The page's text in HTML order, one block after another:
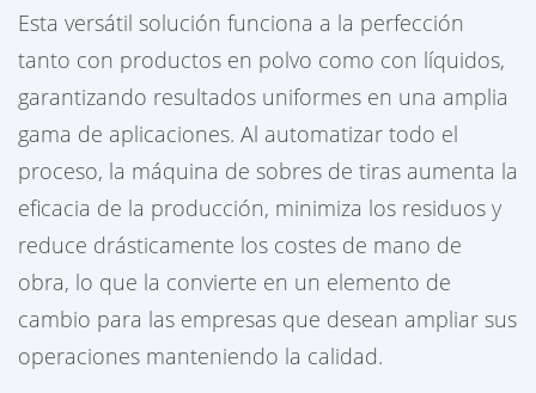
Esta versátil solución funciona a la perfección
tanto con productos en polvo como con líquidos,
garantizando resultados uniformes en una amplia
gama de aplicaciones. Al automatizar todo el
proceso, la máquina de sobres de tiras aumenta la
eficacia de la producción, minimiza los residuos y
reduce drásticamente los costes de mano de
obra, lo que la convierte en un elemento de
cambio para las empresas que desean ampliar sus
operaciones manteniendo la calidad.